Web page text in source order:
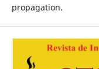
propagation.